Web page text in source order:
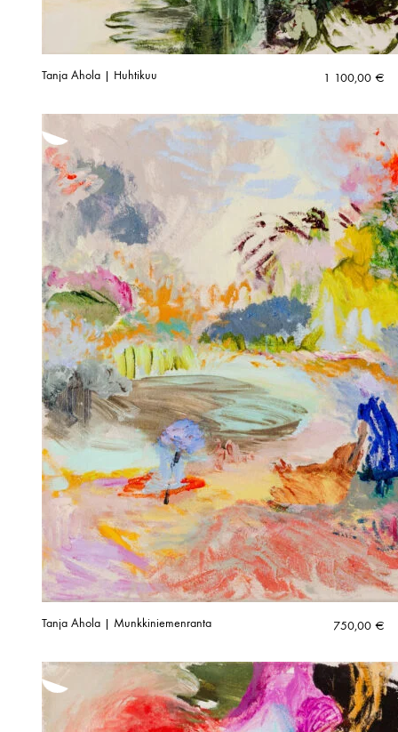
Tanja Ahola | Huhtikuu 1 100,00 €
Tanja Ahola | Munkkiniemenranta 750,00 €